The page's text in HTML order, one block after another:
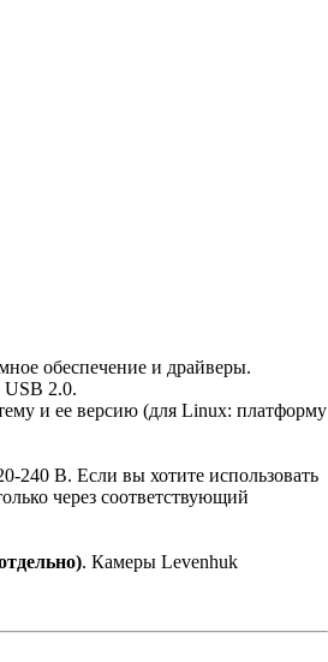
обеспечение и драйверы.
2.0.
и ее версию (для Linux: платформу
240 В. Если вы хотите использовать
через соответствующий
. Камеры Levenhuk